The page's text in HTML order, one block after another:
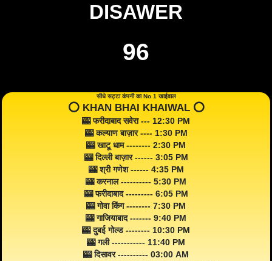
DISAWER
96
सीधे सट्टा कंपनी का No 1 खाईवाल
⭕️ KHAN BHAI KHAIWAL ⭕️
🎰 फरीदाबाद सवेरा --- 12:30 PM
🎰 कल्याण बाज़ार ---- 1:30 PM
🎰 खाटू धाम -------- 2:30 PM
🎰 दिल्ली बाज़ार ------ 3:05 PM
🎰 श्री गणेश ------ 4:35 PM
🎰 करनाल ---------- 5:30 PM
🎰 फरीदाबाद --------- 6:05 PM
🎰 गोवा किंग -------- 7:30 PM
🎰 गाजियाबाद ------- 9:40 PM
🎰 दुबई गोल्ड -------- 10:30 PM
🎰 गली ----------- 11:40 PM
🎰 दिसावर ---------- 03:00 AM